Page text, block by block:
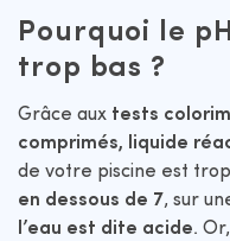
Pourquoi le
trop bas ?
Grâce aux tests
comprimés, liquide
de votre piscine est
en dessous de 7, sur
l’eau est dite acide.